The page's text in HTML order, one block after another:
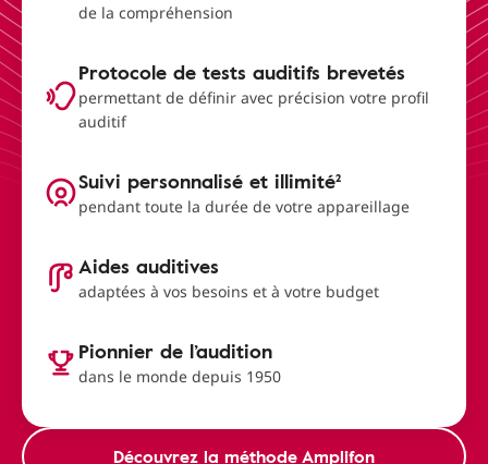
de la compréhension
Protocole de tests auditifs brevetés
permettant de définir avec précision votre profil
auditif
Suivi personnalisé et illimité²
pendant toute la durée de votre appareillage
Aides auditives
adaptées à vos besoins et à votre budget
Pionnier de l’audition
dans le monde depuis 1950
Découvrez la méthode Amplifon